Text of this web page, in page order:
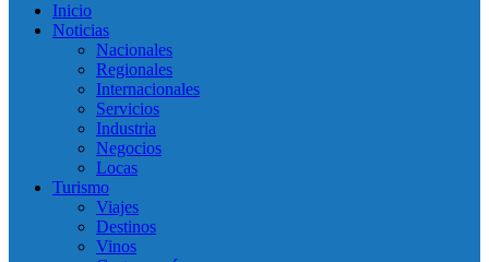
Inicio
Noticias
Nacionales
Regionales
Internacionales
Servicios
Industria
Negocios
Locas
Turismo
Viajes
Destinos
Vinos